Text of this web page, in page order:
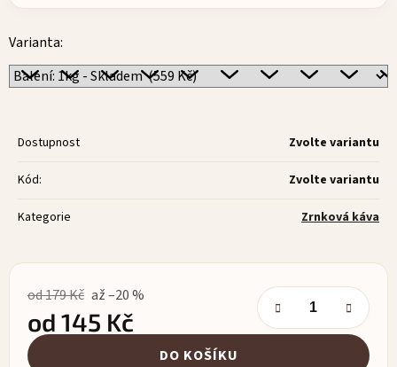
Varianta:
Dostupnost Zvolte variantu
Kód: Zvolte variantu
Kategorie Zrnková káva
od 179 Kč až –20 %
od 145 Kč
Měrná cena: DO KOŠÍKU